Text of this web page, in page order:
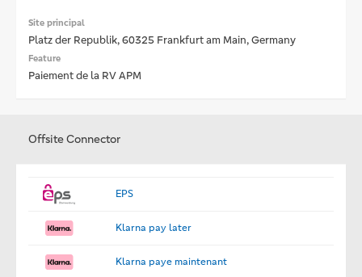
Site principal
Platz der Republik, 60325 Frankfurt am Main, Germany
Feature
Paiement de la RV APM
Offsite Connector
EPS
Klarna pay later
Klarna paye maintenant